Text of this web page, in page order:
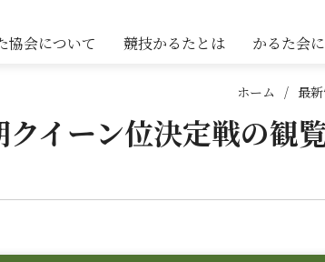
協会について 競技かるたとは かるた会
ホーム 最
イーン位決定戦の観